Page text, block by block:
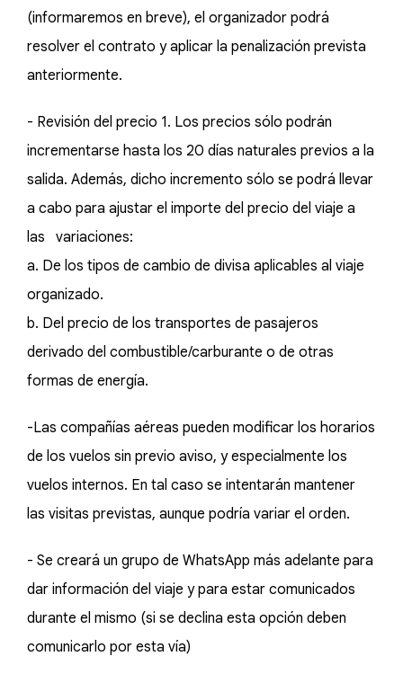
(informaremos en breve), el organizador podrá
resolver el contrato y aplicar la penalización prevista
anteriormente.
- Revisión del precio 1. Los precios sólo podrán
incrementarse hasta los 20 días naturales previos a la
salida. Además, dicho incremento sólo se podrá llevar
a cabo para ajustar el importe del precio del viaje a
las variaciones:
a. De los tipos de cambio de divisa aplicables al viaje
organizado.
b. Del precio de los transportes de pasajeros
derivado del combustible/carburante o de otras
formas de energía.
-Las compañías aéreas pueden modificar los horarios
de los vuelos sin previo aviso, y especialmente los
vuelos internos. En tal caso se intentarán mantener
las visitas previstas, aunque podría variar el orden.
- Se creará un grupo de WhatsApp más adelante para
dar información del viaje y para estar comunicados
durante el mismo (si se declina esta opción deben
comunicarlo por esta vía)